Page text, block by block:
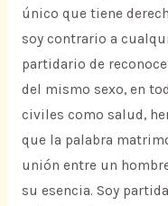
único que tiene
soy contrario a
partidario de
del mismo sexo, en
civiles como salud,
que la palabra
unión entre un
su esencia. Soy